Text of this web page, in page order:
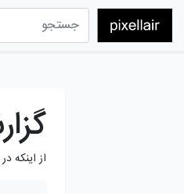
از اینکه